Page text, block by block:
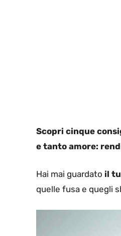
Scopri cinque
e tanto amore:
Hai mai guardato il
quelle fusa e quegli